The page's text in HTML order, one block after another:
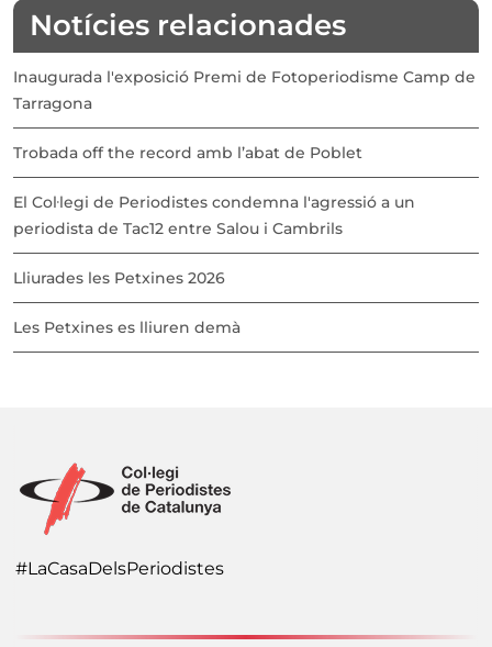
Notícies relacionades
Inaugurada l'exposició Premi de Fotoperiodisme Camp de
Tarragona
Trobada off the record amb l’abat de Poblet
El Col·legi de Periodistes condemna l'agressió a un
periodista de Tac12 entre Salou i Cambrils
Lliurades les Petxines 2026
Les Petxines es lliuren demà
#LaCasaDelsPeriodistes